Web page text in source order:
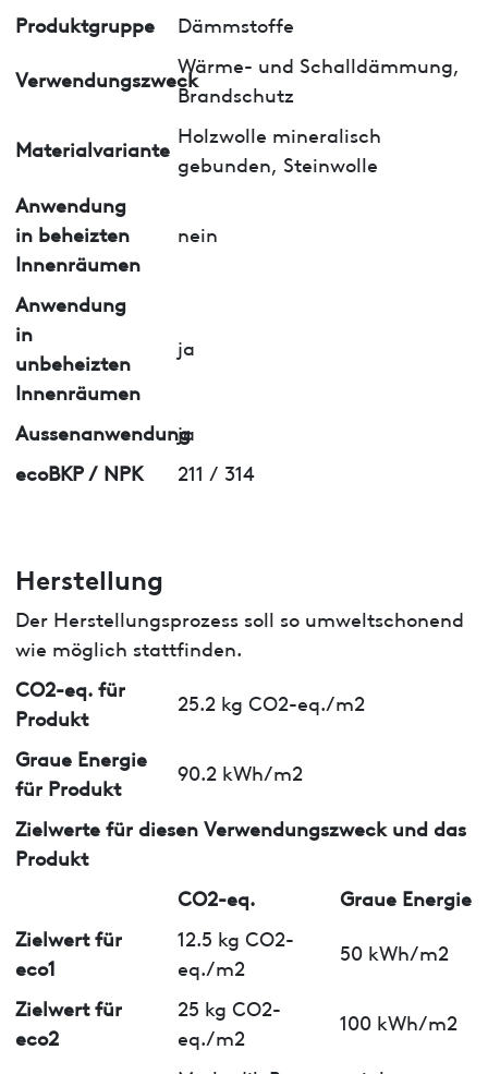
Produktgruppe Dämmstoffe
Verwendungszweck
Wärme- und Schalldämmung,
Brandschutz
Materialvariante
Holzwolle mineralisch
gebunden, Steinwolle
Anwendung
in beheizten
Innenräumen
nein
Anwendung
in
unbeheizten
Innenräumen
ja
Aussenanwendung
ja
ecoBKP / NPK
211 / 314
Herstellung
Der Herstellungsprozess soll so umweltschonend
wie möglich stattfinden.
CO2-eq. für
Produkt
25.2 kg CO2-eq./m2
Graue Energie
für Produkt
90.2 kWh/m2
Zielwerte für diesen Verwendungszweck und das
Produkt
CO2-eq.
Graue Energie
Zielwert für
eco1
12.5 kg CO2-
eq./m2
50 kWh/m2
Zielwert für
eco2
25 kg CO2-
eq./m2
100 kWh/m2